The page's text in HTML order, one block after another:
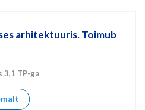
arhitektuuris. Toimub
TP-ga